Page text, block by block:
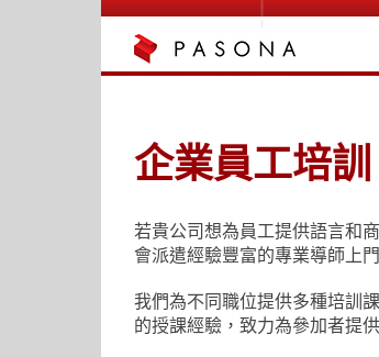
企業員工培訓
若貴公司想為員工提供語言和
會派遣經驗豐富的專業導師上
我們為不同職位提供多種培訓
的授課經驗，致力為參加者提